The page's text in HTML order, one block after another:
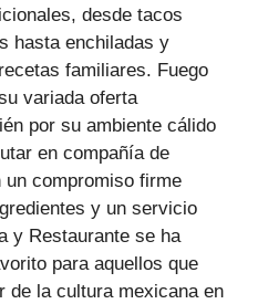
desde tacos
hasta enchiladas y
familiares. Fuego
variada oferta
por su ambiente cálido
en compañía de
compromiso firme
y un servicio
y Restaurante se ha
para aquellos que
de la cultura mexicana en